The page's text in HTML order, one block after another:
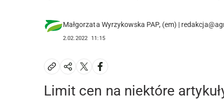
Małgorzata Wyrzykowska PAP, (em) |
2.02.2022 11:15
Limit cen na niektóre